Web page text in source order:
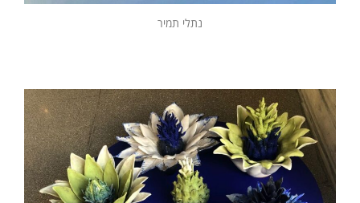
נתלי תמיר